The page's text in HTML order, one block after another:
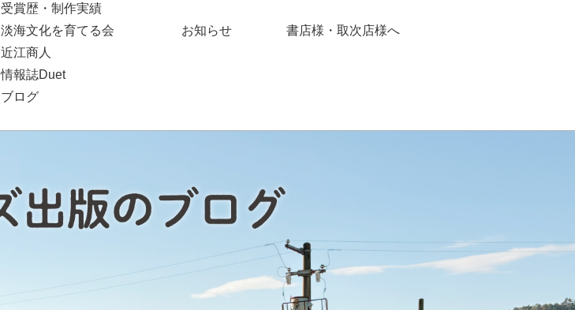
受賞歴・制作実績
淡海文化を育てる会
近江商人
情報誌Duet
ブログ
お知らせ 書店様・取次店様へ